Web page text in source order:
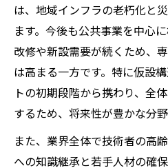
秋田県の建設コンサ
レンドを知る
秋田県で建設コンサル
コツ
建設コンサルタント
選びの視点
仮設構造物設計の実
は、地域インフラの老朽化と
ます。今後も公共事業を中心
改修や新設需要が続くため、
は高まる一方です。特に仮設
トの初期段階から携わり、全
するため、将来性が豊かな分野
また、業界全体で技術者の高
への知識継承と若手人材の確